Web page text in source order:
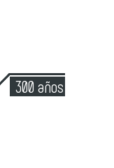
300 años de